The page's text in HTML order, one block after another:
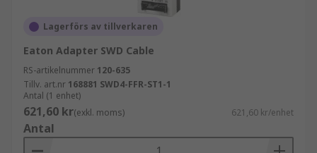
Lagerförs av tillverkaren
Eaton Adapter SWD Cable
RS-artikelnummer 120-635
Tillv. art.nr 168881 SWD4-FFR-ST1-1
Antal (1 enhet)
621,60 kr(exkl. moms) 621,60 kr/enhet
Antal